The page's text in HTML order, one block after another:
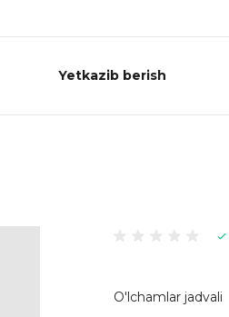
Yetkazib berish
O'lchamlar jadvali